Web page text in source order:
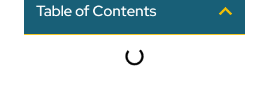
Table of Contents